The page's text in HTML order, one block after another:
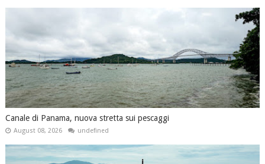
Canale di Panama, nuova stretta sui pescaggi
August 08, 2026 undefined